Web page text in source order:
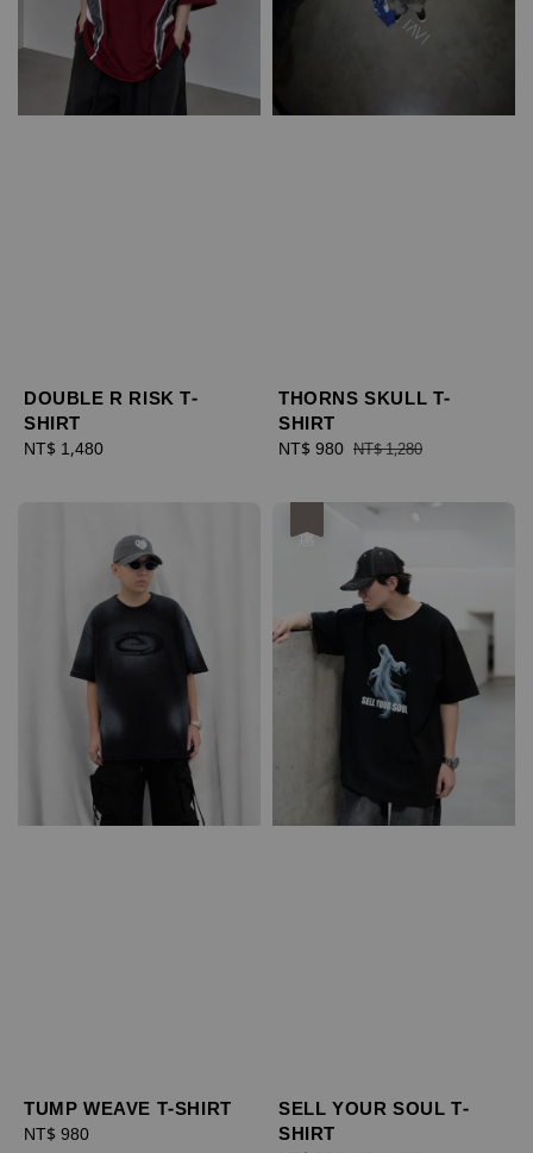
DOUBLE R RISK T-
SHIRT
Regular
NT$ 1,480
THORNS SKULL T-
SHIRT
Sale
NT$ 980 Regular
NT$ 1,280
TUMP WEAVE T-SHIRT
Regular
NT$ 980
SELL YOUR SOUL T-
SHIRT